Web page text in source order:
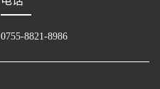
0755-8821-8986